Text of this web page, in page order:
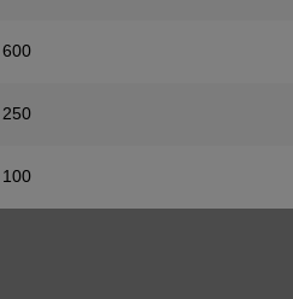
600
250
100